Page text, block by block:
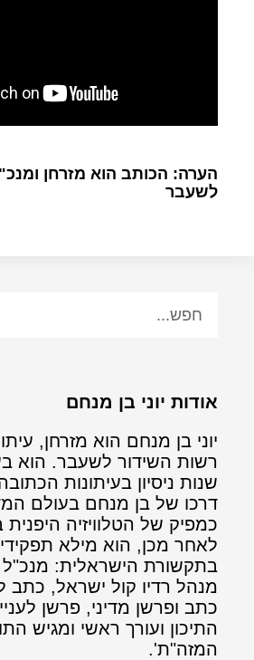
הערה: הכותב הוא מזרחן
לשעבר
אודות יוני בן מנחם
יוני בן מנחם הוא מזרחן,
רשות השידור לשעבר. הוא
שנות ניסיון בעיתונות
דרכו של בן מנחם בעולם
כמפיק של הטלוויזיה היפנית
לאחר מכן, הוא מילא
בתקשורת הישראלית: מנכ"ל
מנהל רדיו קול ישראל, כתב
כתב ופרשן מדיני, פרשן
התיכון ועורך ראשי ומגיש
המזה"ת'.